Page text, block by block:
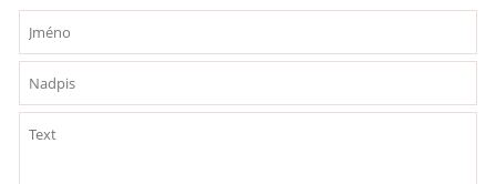
PÍSNĚ K TÉMATU JARO